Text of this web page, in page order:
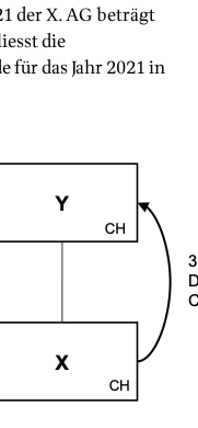
der X. AG beträgt
die
für das Jahr 2021 in